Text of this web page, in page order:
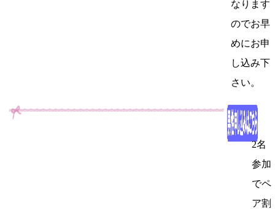
なります
のでお早
めにお申
し込み下
さい。
2名
参加
でペ
ア割